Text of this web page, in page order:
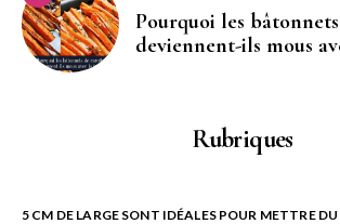
Pourquoi les
deviennent-ils mous
Rubriques
5 CM DE LARGE SONT IDÉALES POUR METTRE